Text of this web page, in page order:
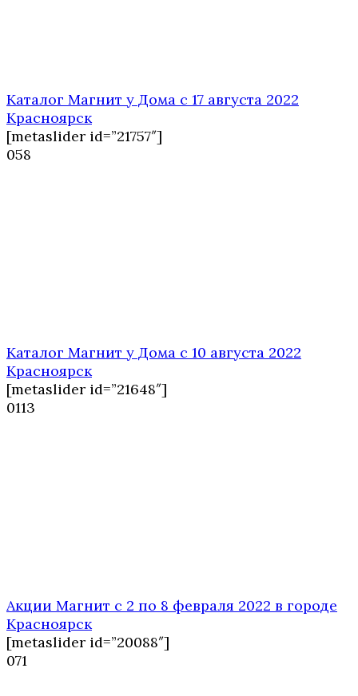
Каталог Магнит у Дома с 17 августа 2022
Красноярск
[metaslider id=”21757″]
058
Каталог Магнит у Дома с 10 августа 2022
Красноярск
[metaslider id=”21648″]
0113
Акции Магнит с 2 по 8 февраля 2022 в городе
Красноярск
[metaslider id=”20088″]
071